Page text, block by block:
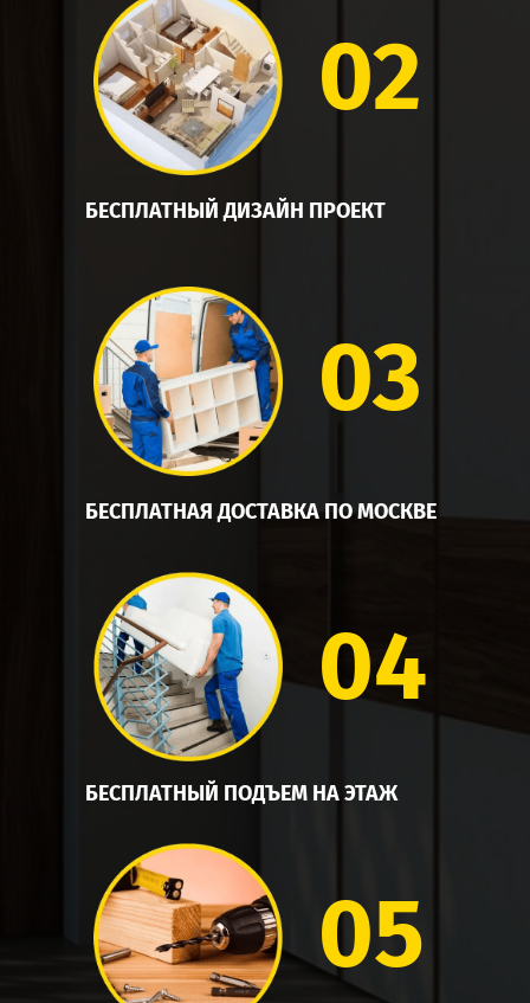
БЕСПЛАТНЫЙ ДИЗАЙН ПРОЕКТ
02
БЕСПЛАТНАЯ ДОСТАВКА ПО МОСКВЕ
03
БЕСПЛАТНЫЙ ПОДЪЕМ НА ЭТАЖ
04
05